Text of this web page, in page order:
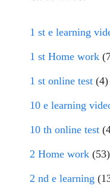
1 st e learning
1 st Home work
1 st online test (4)
10 e learning
10 th online test
2 Home work (53)
2 nd e learning